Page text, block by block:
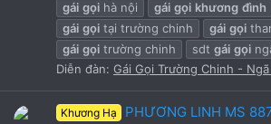
gái gọi hà nội gái gọi khương đình
gái gọi tại trường chinh gái gọi
gái gọi trường chinh sdt gái gọi
Diễn đàn: Gái Gọi Trường Chinh - Ngã
Khương Hạ PHƯƠNG LINH MS